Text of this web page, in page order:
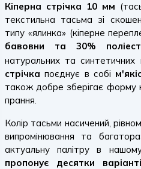
Кіперна стрічка 10 мм
текстильна тасьма зі
типу «ялинка» (кіперне
бавовни та 30%
натуральних та синтетичних
стрічка поєднує в собі
також добре зберігає форму
прання.
Колір тасьми насичений,
випромінювання та
актуальну палітру в
пропонує десятки